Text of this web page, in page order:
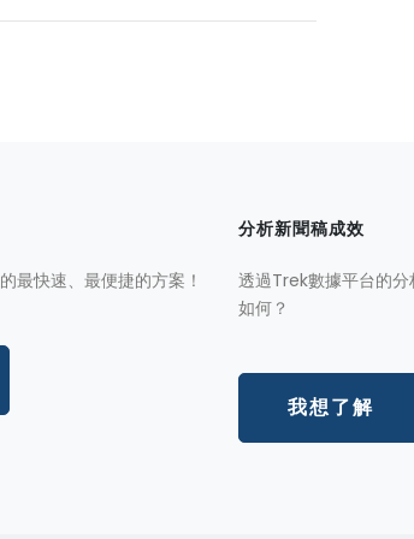
最快速、最便捷的方案！
分析新聞稿成效
透過Trek數據平台的
如何？
我想了解